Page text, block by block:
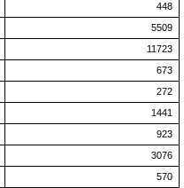
448
5509
11723
673
272
1441
923
3076
570